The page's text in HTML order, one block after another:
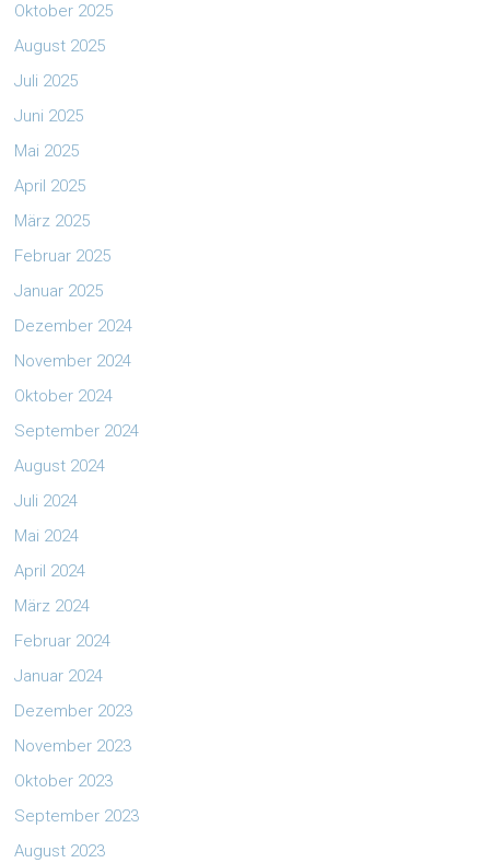
Oktober 2025
August 2025
Juli 2025
Juni 2025
Mai 2025
April 2025
März 2025
Februar 2025
Januar 2025
Dezember 2024
November 2024
Oktober 2024
September 2024
August 2024
Juli 2024
Mai 2024
April 2024
März 2024
Februar 2024
Januar 2024
Dezember 2023
November 2023
Oktober 2023
September 2023
August 2023